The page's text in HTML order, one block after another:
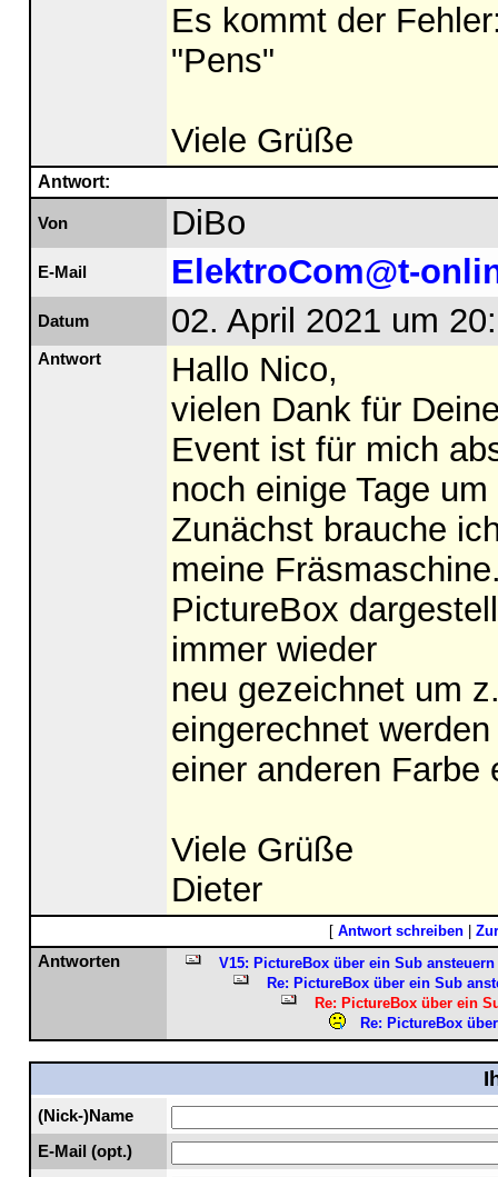
Es kommt der
"Pens"
Viele Grüße
Antwort:
Von DiBo
E-Mail ElektroCom@t-
Datum 02. April 2021 um
Antwort
Hallo Nico,
vielen Dank für
Event ist für mich
noch einige Tage
Zunächst brauche
meine
PictureBox
immer wieder
neu gezeichnet um
eingerechnet
einer anderen Farbe
Viele Grüße
Dieter
[ Antwort schreiben|
Antworten V15: PictureBox über ein Sub ansteuern
Re: PictureBox über ein Sub
Re: PictureBox über ein
Re: PictureBox
(Nick-)Name
E-Mail (opt.)